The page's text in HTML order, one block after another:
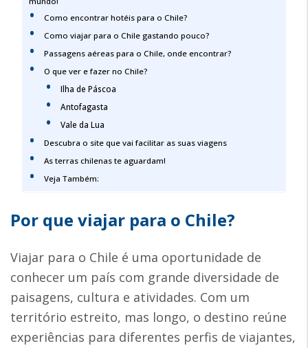
Como encontrar hotéis para o Chile?
Como viajar para o Chile gastando pouco?
Passagens aéreas para o Chile, onde encontrar?
O que ver e fazer no Chile?
Ilha de Páscoa
Antofagasta
Vale da Lua
Descubra o site que vai facilitar as suas viagens
As terras chilenas te aguardam!
Veja Também:
Por que viajar para o Chile?
Viajar para o Chile é uma oportunidade de
conhecer um país com grande diversidade de
paisagens, cultura e atividades. Com um
território estreito, mas longo, o destino reúne
experiências para diferentes perfis de viajantes,